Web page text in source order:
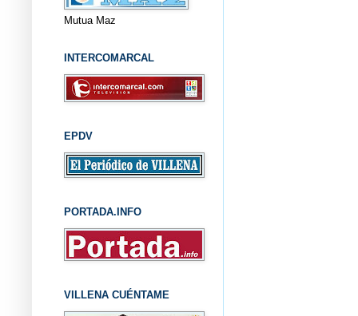
Mutua Maz
INTERCOMARCAL
EPDV
PORTADA.INFO
VILLENA CUÉNTAME